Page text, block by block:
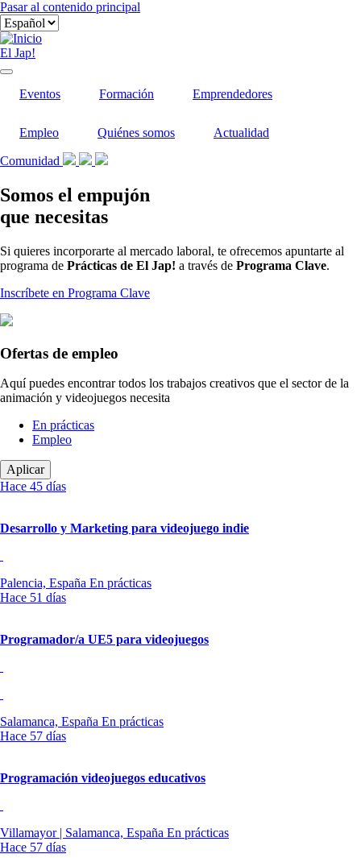
Pasar al contenido principal
El Jap!
Eventos Formación Emprendedores
Empleo Quiénes somos Actualidad
Comunidad
Somos el empujón
que necesitas
Si quieres incorporarte al mercado laboral, te ofrecemos apuntarte al
programa de Prácticas de El Jap! a través de Programa Clave.
Inscríbete en Programa Clave
Ofertas de empleo
Aquí puedes encontrar todos los trabajos creativos que el sector de la
animación y videojuegos necesita
Tipo
En prácticas
Empleo
Hace 45 días
Desarrollo y Marketing para videojuego indie
Palencia, España En prácticas
Hace 51 días
Programador/a UE5 para videojuegos
Salamanca, España En prácticas
Hace 57 días
Programación videojuegos educativos
Villamayor | Salamanca, España En prácticas
Hace 57 días